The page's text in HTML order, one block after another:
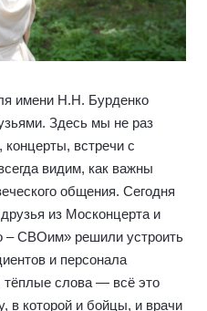
имени Н.Н. Бурденко
Здесь мы не раз
встречи с
видим, как важны
общения. Сегодня
из Москонцерта и
– СВОим» решили устроить
и персонала
тёплые слова — всё это
в которой и бойцы, и врачи